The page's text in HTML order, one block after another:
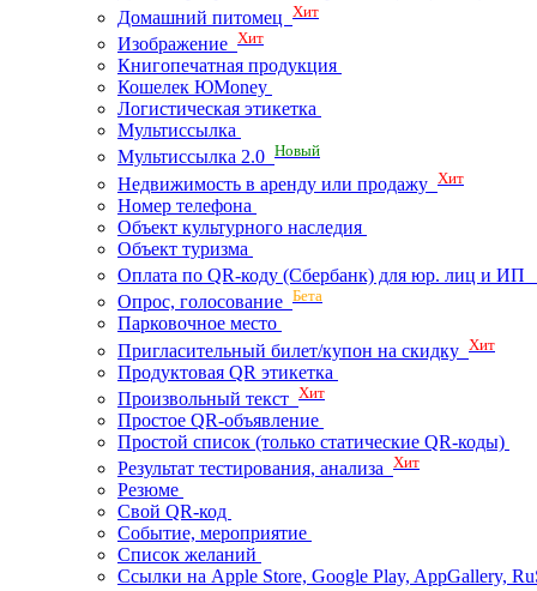
Домашний питомец Хит
Изображение Хит
Книгопечатная продукция
Кошелек ЮMoney
Логистическая этикетка
Мультиссылка
Мультиссылка 2.0 Новый
Недвижимость в аренду или продажу Хит
Номер телефона
Объект культурного наследия
Объект туризма
Оплата по QR-коду (Сбербанк) для юр. лиц и ИП
Опрос, голосование Бета
Парковочное место
Пригласительный билет/купон на скидку Хит
Продуктовая QR этикетка
Произвольный текст Хит
Простое QR-объявление
Простой список (только статические QR-коды)
Результат тестирования, анализа Хит
Резюме
Свой QR-код
Событие, мероприятие
Список желаний
Ссылки на Apple Store, Google Play, AppGallery,